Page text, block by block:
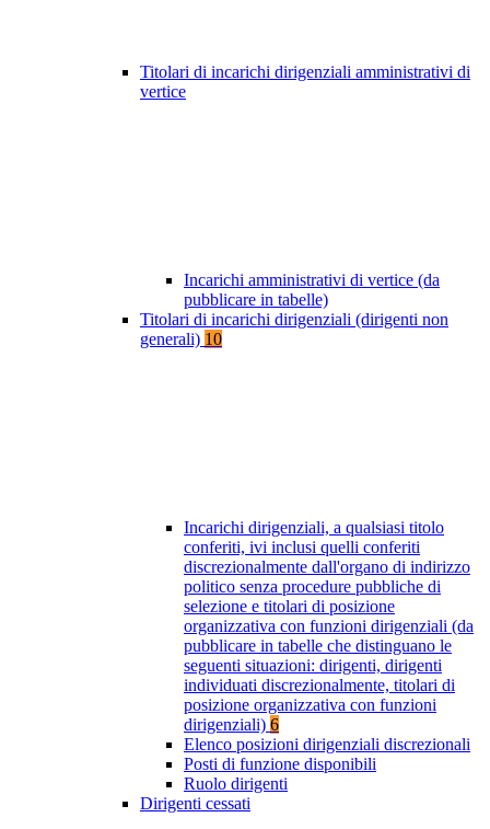
Titolari di incarichi dirigenziali amministrativi di
vertice
Incarichi amministrativi di vertice (da
pubblicare in tabelle)
Titolari di incarichi dirigenziali (dirigenti non
generali) 10
Incarichi dirigenziali, a qualsiasi titolo
conferiti, ivi inclusi quelli conferiti
discrezionalmente dall'organo di indirizzo
politico senza procedure pubbliche di
selezione e titolari di posizione
organizzativa con funzioni dirigenziali (da
pubblicare in tabelle che distinguano le
seguenti situazioni: dirigenti, dirigenti
individuati discrezionalmente, titolari di
posizione organizzativa con funzioni
dirigenziali) 6
Elenco posizioni dirigenziali discrezionali
Posti di funzione disponibili
Ruolo dirigenti
Dirigenti cessati